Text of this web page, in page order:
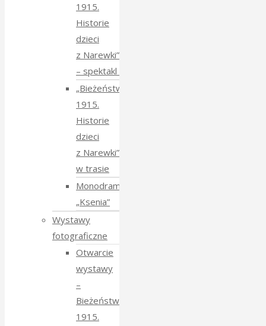
1915.
Historie
dzieci
z Narewki”
⁠–⁠ spektakl teatralny
„Bieżeństwo
1915.
Historie
dzieci
z Narewki”
w trasie
Monodram
„Ksenia”
Wystawy
fotograficzne
Otwarcie
wystawy
–
Bieżeństwo
1915.